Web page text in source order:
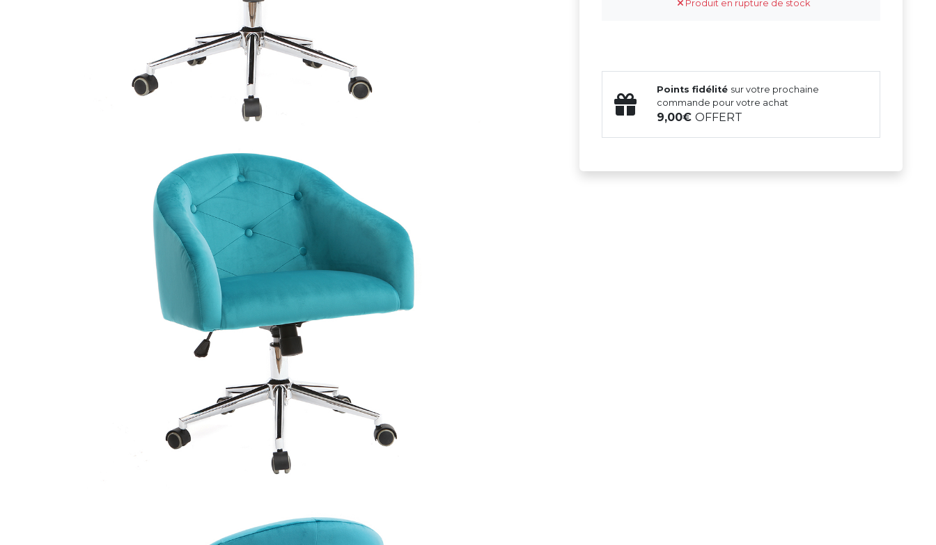
Produit en rupture de stock
Points fidélité sur votre prochaine
commande pour votre achat
9,00OFFERT